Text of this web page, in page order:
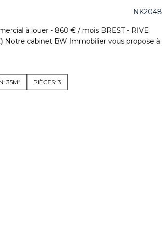
NK2048
à louer - 860 € / mois BREST - RIVE
Notre cabinet BW Immobilier vous propose à
35M² PIÈCES: 3